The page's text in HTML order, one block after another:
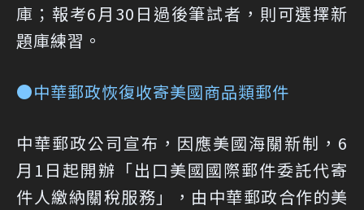
庫；報考6月30日過後筆試者，則可選擇新
題庫練習。
●中華郵政恢復收寄美國商品類郵件
中華郵政公司宣布，因應美國海關新制，6
月1日起開辦「出口美國國際郵件委託代寄
件人繳納關稅服務」，由中華郵政合作的美